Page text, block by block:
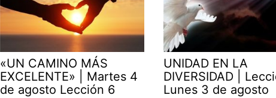
«UN CAMINO MÁS
EXCELENTE» | Martes 4
de agosto Lección 6
UNIDAD EN LA
DIVERSIDAD |
Lunes 3 de agosto